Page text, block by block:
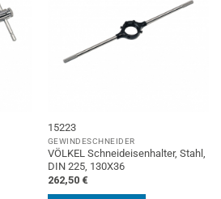
15223
GEWINDESCHNEIDER
VÖLKEL Schneideisenhalter, Stahl,
DIN 225, 130X36
262,50 €